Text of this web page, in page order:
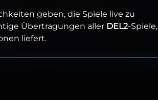
geben, die Spiele live zu
Übertragungen aller DEL2-Spiele,
liefert.